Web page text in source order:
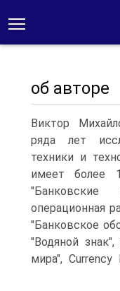
об авторе
Виктор
ряда лет
техники и
имеет более
"Банковские
операционная
"Банковское
"Водяной
мира",